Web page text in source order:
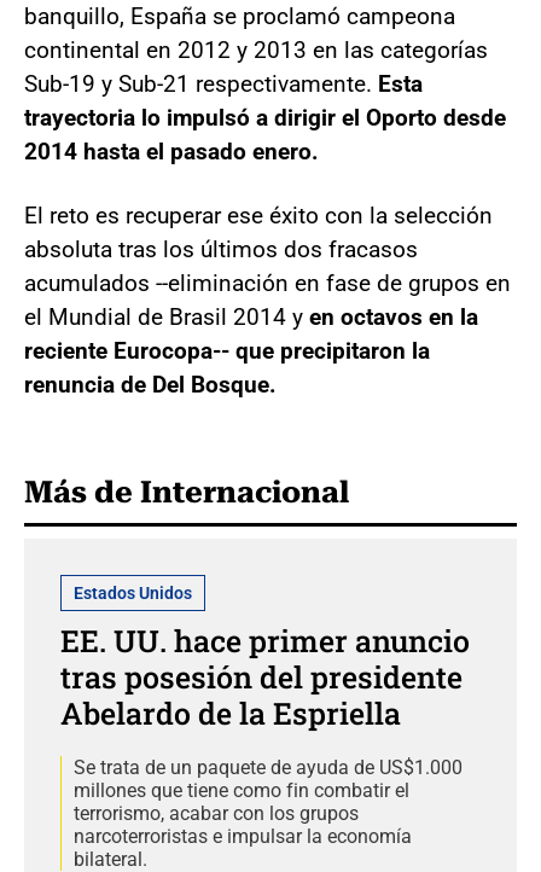
banquillo, España se proclamó campeona
continental en 2012 y 2013 en las categorías
Sub-19 y Sub-21 respectivamente. Esta
trayectoria lo impulsó a dirigir el Oporto desde
2014 hasta el pasado enero.
El reto es recuperar ese éxito con la selección
absoluta tras los últimos dos fracasos
acumulados --eliminación en fase de grupos en
el Mundial de Brasil 2014 y en octavos en la
reciente Eurocopa-- que precipitaron la
renuncia de Del Bosque.
Más de Internacional
Estados Unidos
EE. UU. hace primer anuncio
tras posesión del presidente
Abelardo de la Espriella
Se trata de un paquete de ayuda de US$1.000
millones que tiene como fin combatir el
terrorismo, acabar con los grupos
narcoterroristas e impulsar la economía
bilateral.